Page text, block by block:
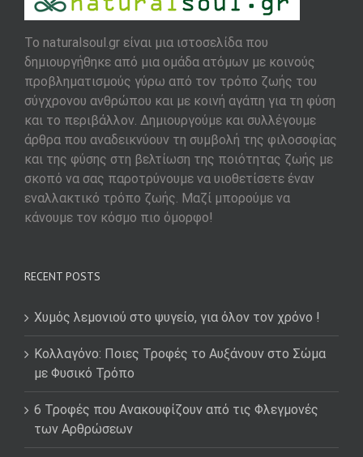
To naturalsoul.gr είναι μια ιστοσελίδα που
δημιουργήθηκε από μια ομάδα ατόμων με κοινούς
προβληματισμούς γύρω από τον τρόπο ζωής του
σύγχρονου ανθρώπου και με κοινή αγάπη για τη φύση
και το περιβάλλον. Δημιουργούμε και συλλέγουμε
άρθρα που αναδεικνύουν τη συμβολή της φιλοσοφίας
και της φύσης στη βελτίωση της ποιότητας ζωής με
σκοπό να σας παροτρύνουμε να υιοθετίσετε έναν
εναλλακτικό τρόπο ζωής. Μαζί μπορούμε να
κάνουμε τον κόσμο πιο όμορφο!
RECENT POSTS
Χυμός λεμονιού στο ψυγείο, για όλον τον χρόνο !
Κολλαγόνο: Ποιες Τροφές το Αυξάνουν στο Σώμα
με Φυσικό Τρόπο
6 Τροφές που Ανακουφίζουν από τις Φλεγμονές
των Αρθρώσεων